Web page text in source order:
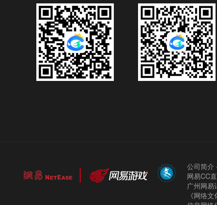
公司简介
网易CC
广州网
《网络